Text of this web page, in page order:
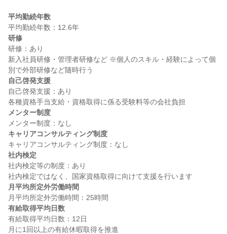
平均勤続年数
研修
研修：あり
新入社員研修・管理者研修など ※個人のスキル・経験によって個
自己啓発支援
自己啓発支援：あり
メンター制度
キャリアコンサルティング制度
社内検定
社内検定等の制度：あり
月平均所定外労働時間
有給取得平均日数
有給取得平均日数：12日